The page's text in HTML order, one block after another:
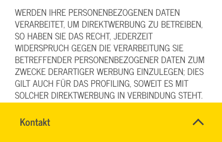
Kontakt
TEAM
Name*
WERDEN IHRE PERSONENBEZOGENEN DATEN
VERARBEITET, UM DIREKTWERBUNG ZU BETREIBEN,
SO HABEN SIE DAS RECHT, JEDERZEIT
WIDERSPRUCH GEGEN DIE VERARBEITUNG SIE
BETREFFENDER PERSONENBEZOGENER DATEN ZUM
ZWECKE DERARTIGER WERBUNG EINZULEGEN; DIES
GILT AUCH FÜR DAS PROFILING, SOWEIT ES MIT
SOLCHER DIREKTWERBUNG IN VERBINDUNG STEHT.
WENN SIE WIDERSPRECHEN, WERDEN IHRE
PERSONENBEZOGENEN DATEN ANSCHLIESSEND
NICHT MEHR ZUM ZWECKE DER DIREKTWERBUNG